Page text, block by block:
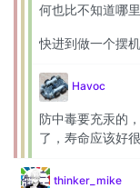
何也比不知道哪
快进到做一个摆
Havoc
防中毒要充汞的
了，寿命应该好
thinker_mike